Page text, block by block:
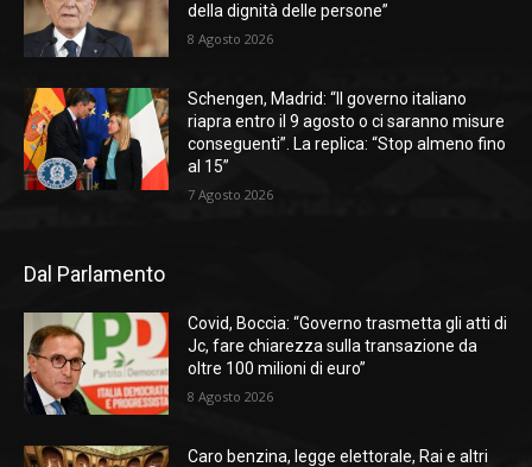
della dignità delle persone”
8 Agosto 2026
Schengen, Madrid: “Il governo italiano
riapra entro il 9 agosto o ci saranno misure
conseguenti”. La replica: “Stop almeno fino
al 15”
7 Agosto 2026
Dal Parlamento
Covid, Boccia: “Governo trasmetta gli atti di
Jc, fare chiarezza sulla transazione da
oltre 100 milioni di euro”
8 Agosto 2026
Caro benzina, legge elettorale, Rai e altri